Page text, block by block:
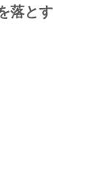
落とす